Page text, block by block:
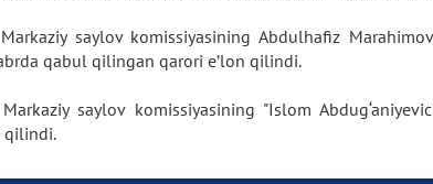
saylov komissiyasining Abdulhafiz
qabul qilingan qarori e’lon qilindi.
Markaziy saylov komissiyasining "Islom
qilindi.